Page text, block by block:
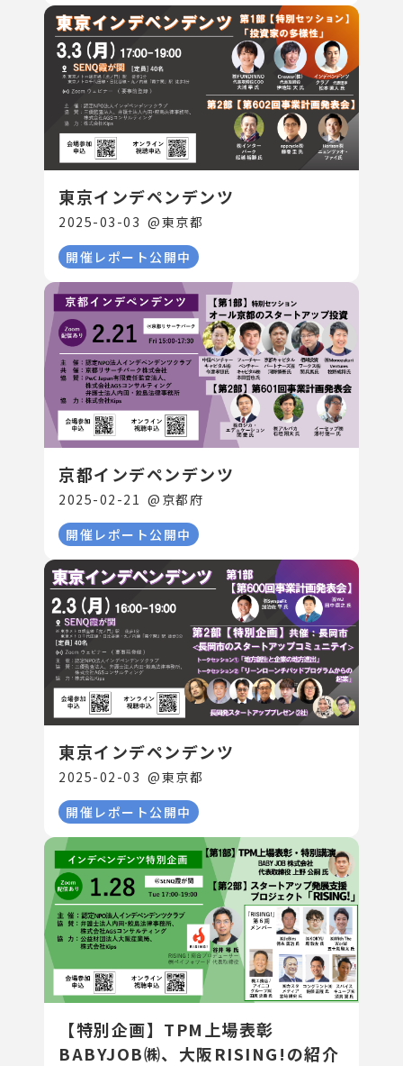
東京インデペンデンツ
2025-03-03 @東京都
開催レポート公開中
京都インデペンデンツ
2025-02-21 @ 京都府
開催レポート公開中
東京インデペンデンツ
2025-02-03 @東京都
開催レポート公開中
【特別企画】TPM上場表彰
BABYJOB㈱、大阪RISING!の紹介